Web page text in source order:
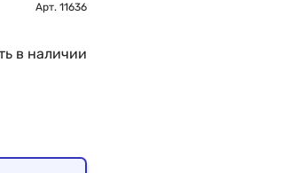
Арт. 11636
в наличии